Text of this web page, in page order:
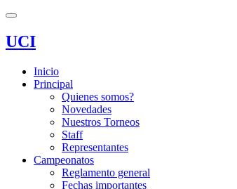
UCI
Inicio
Principal
Quienes somos?
Novedades
Nuestros Torneos
Staff
Representantes
Campeonatos
Reglamento general
Fechas importantes